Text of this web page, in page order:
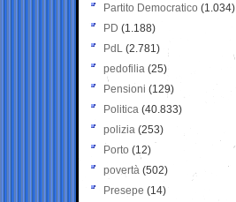
Partito Democratico (1.034)
PD (1.188)
PdL (2.781)
pedofilia (25)
Pensioni (129)
Politica (40.833)
polizia (253)
Porto (12)
povertà (502)
Presepe (14)